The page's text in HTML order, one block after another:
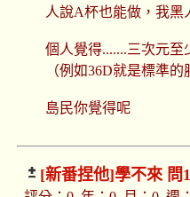
人說A杯也能做，我黑
個人覺得.......三次元至
（例如36D就是標準的
島民你覺得呢
[新番捏他]學不來 問